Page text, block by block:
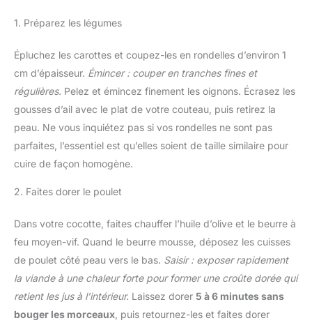
1. Préparez les légumes
Épluchez les carottes et coupez-les en rondelles d’environ 1
cm d’épaisseur. Émincer : couper en tranches fines et
régulières. Pelez et émincez finement les oignons. Écrasez les
gousses d’ail avec le plat de votre couteau, puis retirez la
peau. Ne vous inquiétez pas si vos rondelles ne sont pas
parfaites, l’essentiel est qu’elles soient de taille similaire pour
cuire de façon homogène.
2. Faites dorer le poulet
Dans votre cocotte, faites chauffer l’huile d’olive et le beurre à
feu moyen-vif. Quand le beurre mousse, déposez les cuisses
de poulet côté peau vers le bas. Saisir : exposer rapidement
la viande à une chaleur forte pour former une croûte dorée qui
retient les jus à l’intérieur. Laissez dorer 5 à 6 minutes sans
bouger les morceaux , puis retournez-les et faites dorer